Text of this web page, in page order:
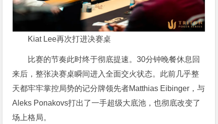
Kiat Lee再次打进决赛桌
比赛的节奏此时终于彻底提速。30分钟晚餐休息回
来后，整张决赛桌瞬间进入全面交火状态。此前几乎整
天都牢牢掌控局势的记分牌领先者Matthias Eibinger，与
Aleks Ponakovs打出了一手超级大底池，也彻底改变了
场上格局。